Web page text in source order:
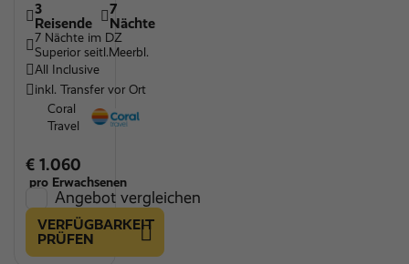
3
Reisende
7
Nächte
7 Nächte im DZ
Superior seitl.Meerbl.
All Inclusive
inkl. Transfer vor Ort
Coral
Travel
€ 1.060
pro Erwachsenen
Angebot vergleichen
VERFÜGBARKEIT
PRÜFEN